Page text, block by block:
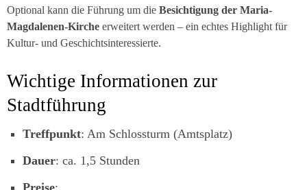
Optional kann die Führung um die Besichtigung der Maria-
Magdalenen-Kirche erweitert werden – ein echtes Highlight für
Kultur- und Geschichtsinteressierte.
Wichtige Informationen zur
Stadtführung
Treffpunkt: Am Schlossturm (Amtsplatz)
Dauer: ca. 1,5 Stunden
Preise: